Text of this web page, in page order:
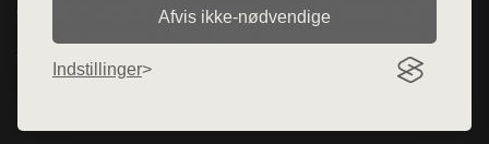
Afvis ikke‑nødvendige
Indstillinger
diverse webshops. Der sælges ikke varer fra denne side - vi
henviser til de shops, som sælger varen. Vi har heller ikke
varerne på lager.